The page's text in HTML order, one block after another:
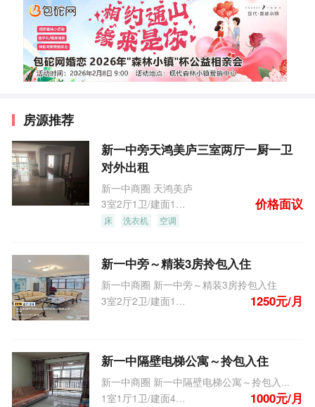
房源推荐
新一中旁天鸿美庐三室两厅一厨一卫
对外出租
新一中商圈 天鸿美庐
3室2厅1卫/建面104.0m
价格面议
床 洗衣机 空调
新一中旁～精装3房拎包入住
新一中商圈 新一中旁～精装3房拎包入住
3室2厅2卫/建面135.0m
1250元/月
新一中隔壁电梯公寓～拎包入住
新一中商圈 新一中隔壁电梯公寓～拎包入...
1室1厅1卫/建面450.0m
1000元/月